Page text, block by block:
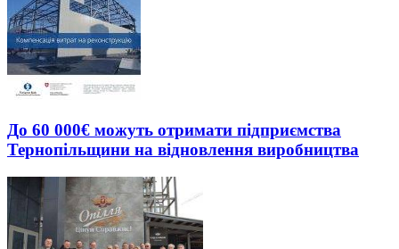
До 60 000€ можуть отримати підприємства
Тернопільщини на відновлення виробництва